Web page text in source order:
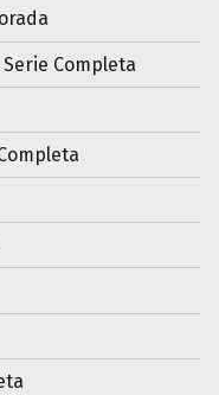
Completa